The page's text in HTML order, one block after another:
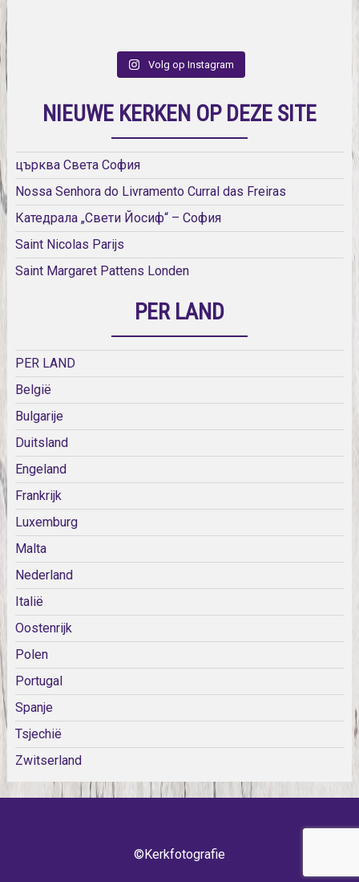
Volg op Instagram
NIEUWE KERKEN OP DEZE SITE
църква Света София
Nossa Senhora do Livramento Curral das Freiras
Катедрала „Свети Йосиф“ – София
Saint Nicolas Parijs
Saint Margaret Pattens Londen
PER LAND
PER LAND
België
Bulgarije
Duitsland
Engeland
Frankrijk
Luxemburg
Malta
Nederland
Italië
Oostenrijk
Polen
Portugal
Spanje
Tsjechië
Zwitserland
©Kerkfotografie